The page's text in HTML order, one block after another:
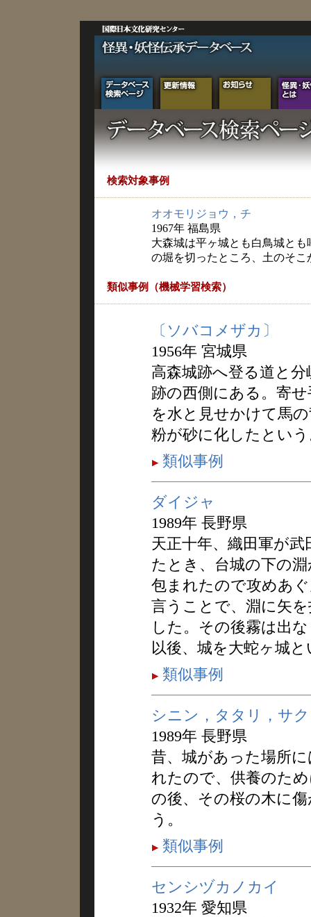
検索対象事例
オオモリジョウ，チ
1967年 福島県
大森城は平ヶ城とも白鳥城と
の堀を切ったところ、土のそ
類似事例（機械学習検索）
〔ソバコメザカ〕
1956年 宮城県
高森城跡へ登る道と
跡の西側にある。寄
を水と見せかけて馬
粉が砂に化したとい
類似事例
ダイジャ
1989年 長野県
天正十年、織田軍が
たとき、台城の下の
包まれたので攻めあ
言うことで、淵に矢
した。その後霧は出
以後、城を大蛇ヶ城と
類似事例
シニン，タタリ，サ
1989年 長野県
昔、城があった場所
れたので、供養のた
の後、その桜の木に
う。
類似事例
センシヅカノカイ
1932年 愛知県